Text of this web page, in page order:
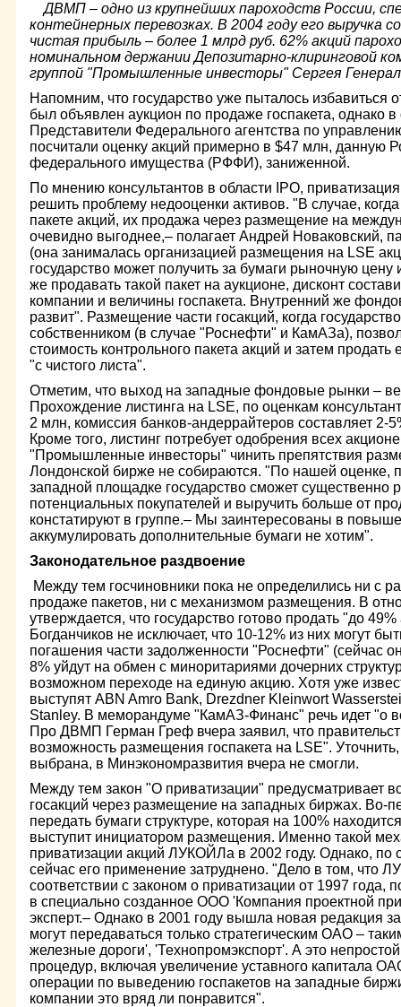
ДВМП – одно из крупнейших пароходств России,
контейнерных перевозках. В 2004 году его выручка
чистая прибыль – более 1 млрд руб. 62% акций
номинальном держании Депозитарно-клиринговой
группой "Промышленные инвесторы" Сергея
Напомним, что государство уже пыталось избавиться
был объявлен аукцион по продаже госпакета, однако
Представители Федерального агентства по
посчитали оценку акций примерно в $47 млн, данную
федерального имущества (РФФИ), заниженной.
По мнению консультантов в области IPO,
решить проблему недооценки активов. "В случае,
пакете акций, их продажа через размещение на
очевидно выгоднее,– полагает Андрей Новаковский,
(она занималась организацией размещения на LSE
государство может получить за бумаги рыночную
же продавать такой пакет на аукционе, дисконт
компании и величины госпакета. Внутренний же
развит". Размещение части госакций, когда
собственником (в случае "Роснефти" и КамАЗа),
стоимость контрольного пакета акций и затем
"с чистого листа".
Отметим, что выход на западные фондовые рынки –
Прохождение листинга на LSE, по оценкам
2 млн, комиссия банков-андеррайтеров составляет
Кроме того, листинг потребует одобрения всех
"Промышленные инвесторы" чинить препятствия
Лондонской бирже не собираются. "По нашей оценке,
западной площадке государство сможет существенно
потенциальных покупателей и выручить больше от
констатируют в группе.– Мы заинтересованы в
аккумулировать дополнительные бумаги не хотим".
Законодательное раздвоение
Между тем госчиновники пока не определились ни с
продаже пакетов, ни с механизмом размещения. В
утверждается, что государство готово продать "до
Богданчиков не исключает, что 10-12% из них могут
погашения части задолженности "Роснефти" (сейчас
8% уйдут на обмен с миноритариями дочерних
возможном переходе на единую акцию. Хотя уже
выступят ABN Amro Bank, Drezdner Kleinwort
Stanley. В меморандуме "КамАЗ-Финанс" речь идет "о
Про ДВМП Герман Греф вчера заявил, что
возможность размещения госпакета на LSE". Уточнить,
выбрана, в Минэкономразвития вчера не смогли.
Между тем закон "О приватизации" предусматривает
госакций через размещение на западных биржах. Во-
передать бумаги структуре, которая на 100%
выступит инициатором размещения. Именно такой
приватизации акций ЛУКОЙЛа в 2002 году. Однако, по
сейчас его применение затруднено. "Дело в том, что
соответствии с законом о приватизации от 1997 года,
в специально созданное ООО 'Компания проектной
эксперт.– Однако в 2001 году вышла новая редакция
могут передаваться только стратегическим ОАО –
железные дороги', 'Технопромэкспорт'. А это
процедур, включая увеличение уставного капитала
операции по выведению госпакетов на западные
компании это вряд ли понравится".